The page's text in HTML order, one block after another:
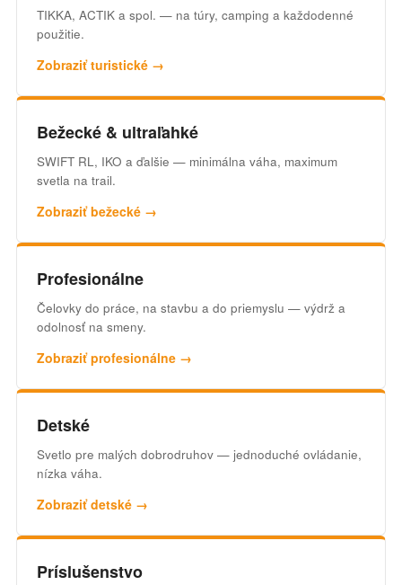
TIKKA, ACTIK a spol. — na túry, camping a každodenné
použitie.
Zobraziť turistické →
Bežecké & ultraľahké
SWIFT RL, IKO a ďalšie — minimálna váha, maximum
svetla na trail.
Zobraziť bežecké →
Profesionálne
Čelovky do práce, na stavbu a do priemyslu — výdrž a
odolnosť na smeny.
Zobraziť profesionálne →
Detské
Svetlo pre malých dobrodruhov — jednoduché ovládanie,
nízka váha.
Zobraziť detské →
Príslušenstvo